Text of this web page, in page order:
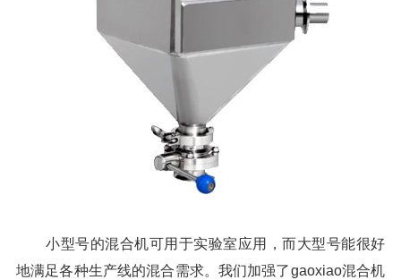
小型号的混合机可用于实验室应用，而大型号能很好
地满足各种生产线的混合需求。我们加强了gaoxiao混合机